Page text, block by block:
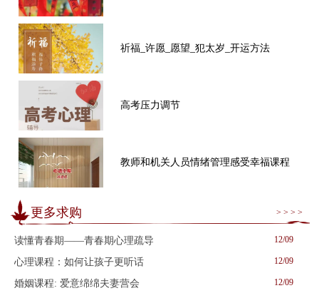
祈福_许愿_愿望_犯太岁_开运方法
高考压力调节
教师和机关人员情绪管理感受幸福课程
更多求购 > > > >
读懂青春期——青春期心理疏导 12/09
心理课程：如何让孩子更听话 12/09
婚姻课程: 爱意绵绵夫妻营会 12/09